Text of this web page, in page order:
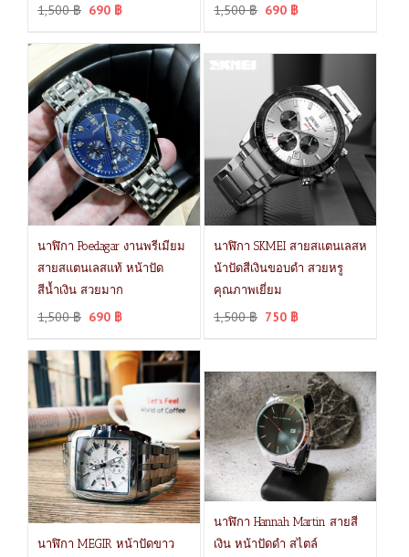
1,500฿ 690 ฿ 1,500฿ 690 ฿
นาฬิกา Poedagar งานพรีเมียม
สายสแตนเลสแท้ หน้าปัด
สีน้ำเงิน สวยมาก
1,500฿ 690 ฿
นาฬิกา SKMEI สายสแตนเลสห
น้าปัดสีเงินขอบดำ สวยหรู
คุณภาพเยี่ยม
1,500฿ 750 ฿
นาฬิกา MEGIR หน้าปัดขาว
นาฬิกา Hannah Martin สายสี
เงิน หน้าปัดดำ สไตล์